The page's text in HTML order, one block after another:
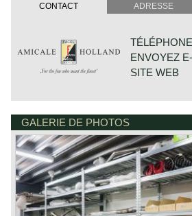
CONTACT ADRESSE
ENVOYEZ
SITE WEB
DE VESTING
7722 GA
PAYS-BAS
GALERIE DE PHOTOS